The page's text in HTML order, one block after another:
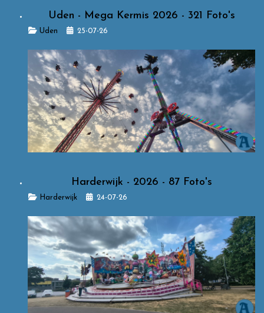
Uden - Mega Kermis 2026 - 321 Foto's
Details
Uden 25-07-26
Harderwijk - 2026 - 87 Foto's
DetailsHarderwijk 24-07-26